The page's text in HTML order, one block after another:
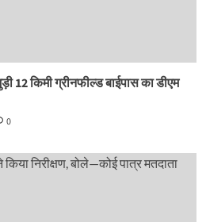
12 किमी ग्रीनफील्ड बाईपास का डीएम
0